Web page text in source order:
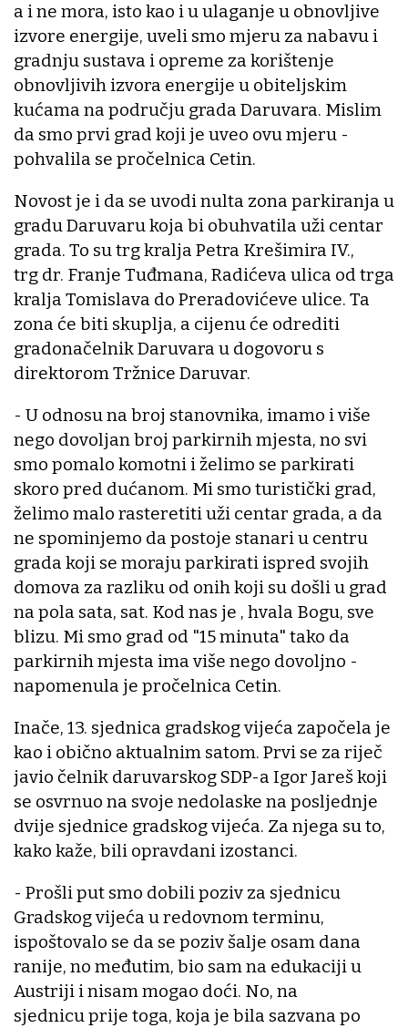
a i ne mora, isto kao i u ulaganje u obnovljive
izvore energije, uveli smo mjeru za nabavu i
gradnju sustava i opreme za korištenje
obnovljivih izvora energije u obiteljskim
kućama na području grada Daruvara. Mislim
da smo prvi grad koji je uveo ovu mjeru -
pohvalila se pročelnica Cetin.
Novost je i da se uvodi nulta zona parkiranja u
gradu Daruvaru koja bi obuhvatila uži centar
grada. To su trg kralja Petra Krešimira IV.,
trg dr. Franje Tuđmana, Radićeva ulica od trga
kralja Tomislava do Preradovićeve ulice. Ta
zona će biti skuplja, a cijenu će odrediti
gradonačelnik Daruvara u dogovoru s
direktorom Tržnice Daruvar.
- U odnosu na broj stanovnika, imamo i više
nego dovoljan broj parkirnih mjesta, no svi
smo pomalo komotni i želimo se parkirati
skoro pred dućanom. Mi smo turistički grad,
želimo malo rasteretiti uži centar grada, a da
ne spominjemo da postoje stanari u centru
grada koji se moraju parkirati ispred svojih
domova za razliku od onih koji su došli u grad
na pola sata, sat. Kod nas je , hvala Bogu, sve
blizu. Mi smo grad od "15 minuta" tako da
parkirnih mjesta ima više nego dovoljno -
napomenula je pročelnica Cetin.
Inače, 13. sjednica gradskog vijeća započela je
kao i obično aktualnim satom. Prvi se za riječ
javio čelnik daruvarskog SDP-a Igor Jareš koji
se osvrnuo na svoje nedolaske na posljednje
dvije sjednice gradskog vijeća. Za njega su to,
kako kaže, bili opravdani izostanci.
- Prošli put smo dobili poziv za sjednicu
Gradskog vijeća u redovnom terminu,
ispoštovalo se da se poziv šalje osam dana
ranije, no međutim, bio sam na edukaciji u
Austriji i nisam mogao doći. No, na
sjednicu prije toga, koja je bila sazvana po